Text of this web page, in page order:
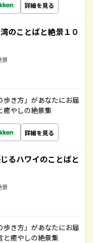
詳細を見る
のことばと絶景１０
景
き方」があなたにお届
癒やしの絶景集
詳細を見る
るハワイのことばと
景
き方」があなたにお届
と癒やしの絶景集